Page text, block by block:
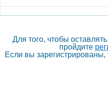
Для того, чтобы
пройдите
Если вы